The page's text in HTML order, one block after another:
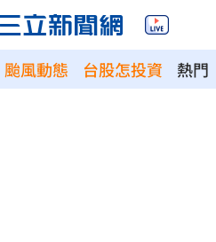
颱風動態 台股怎投資 熱門